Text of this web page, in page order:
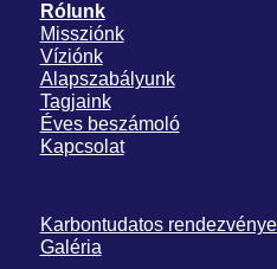
Rólunk
Missziónk
Víziónk
Alapszabályunk
Tagjaink
Éves beszámoló
Kapcsolat
Karbontudatos
Galéria